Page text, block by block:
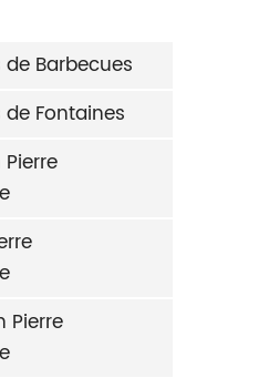
D’ACQUA DONA-A
Barbecues
Fontaines
Pierre